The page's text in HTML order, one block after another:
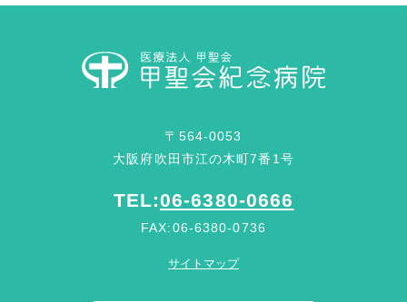
〒564-0053
大阪府吹田市江の木町7番1号
TEL:06-6380-0666
FAX:06-6380-0736
サイトマップ